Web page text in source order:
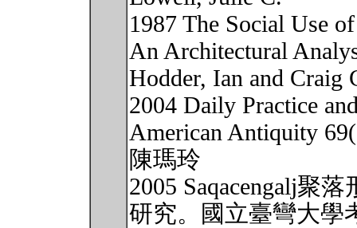
1987 The Social Use
An Architectural
Hodder, Ian and Craig
2004 Daily Practice
American Antiquity
陳瑪玲
2005 Saqacengalj聚
研究。國立臺彎大學